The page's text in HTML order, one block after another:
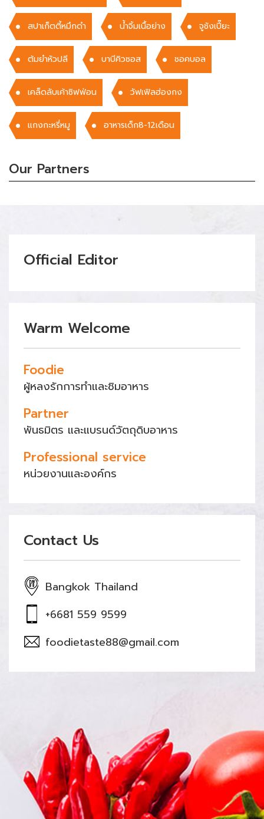
สปาเก็ตตี้หมึกดำ น้ำจิ้มเนื้อย่าง จูชังเปี๊ยะ
ต้มยำหัวปลี บาบีคิวซอส ชอคบอล
เคล็ดลับเค้าซิฟฟ่อน วัฟเฟิลฮ่องกง
แกงกะหรี่หมู อาหารเด็ก8-12เดือน
Our Partners
Official Editor
Warm Welcome
Foodie
ผู้หลงรักการทำและชิมอาหาร
Partner
พันธมิตร และแบรนด์วัตถุดิบอาหาร
Professional service
หน่วยงานและองค์กร
Contact Us
Bangkok Thailand
+6681 559 9599
foodietaste88@gmail.com